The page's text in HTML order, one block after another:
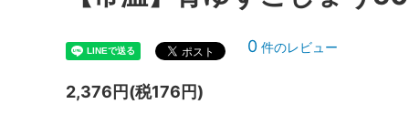
0 件のレビュー
2,376円(税176円)